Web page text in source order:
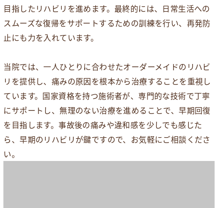
目指したリハビリを進めます。最終的には、日常生活への
スムーズな復帰をサポートするための訓練を行い、再発防
止にも力を入れています。
当院では、一人ひとりに合わせたオーダーメイドのリハビ
リを提供し、痛みの原因を根本から治療することを重視し
ています。国家資格を持つ施術者が、専門的な技術で丁寧
にサポートし、無理のない治療を進めることで、早期回復
を目指します。事故後の痛みや違和感を少しでも感じた
ら、早期のリハビリが鍵ですので、お気軽にご相談くださ
い。